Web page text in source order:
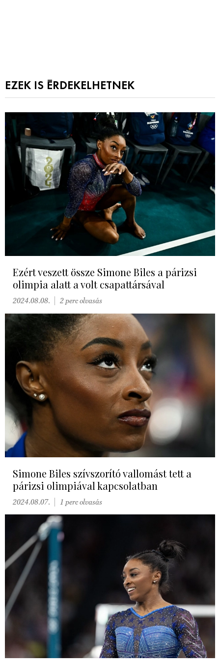
EZEK IS ÉRDEKELHETNEK
Ezért veszett össze Simone Biles a párizsi
olimpia alatt a volt csapattársával
2024.08.08. 2 perc olvasás
Simone Biles szívszorító vallomást tett a
párizsi olimpiával kapcsolatban
2024.08.07. 1 perc olvasás